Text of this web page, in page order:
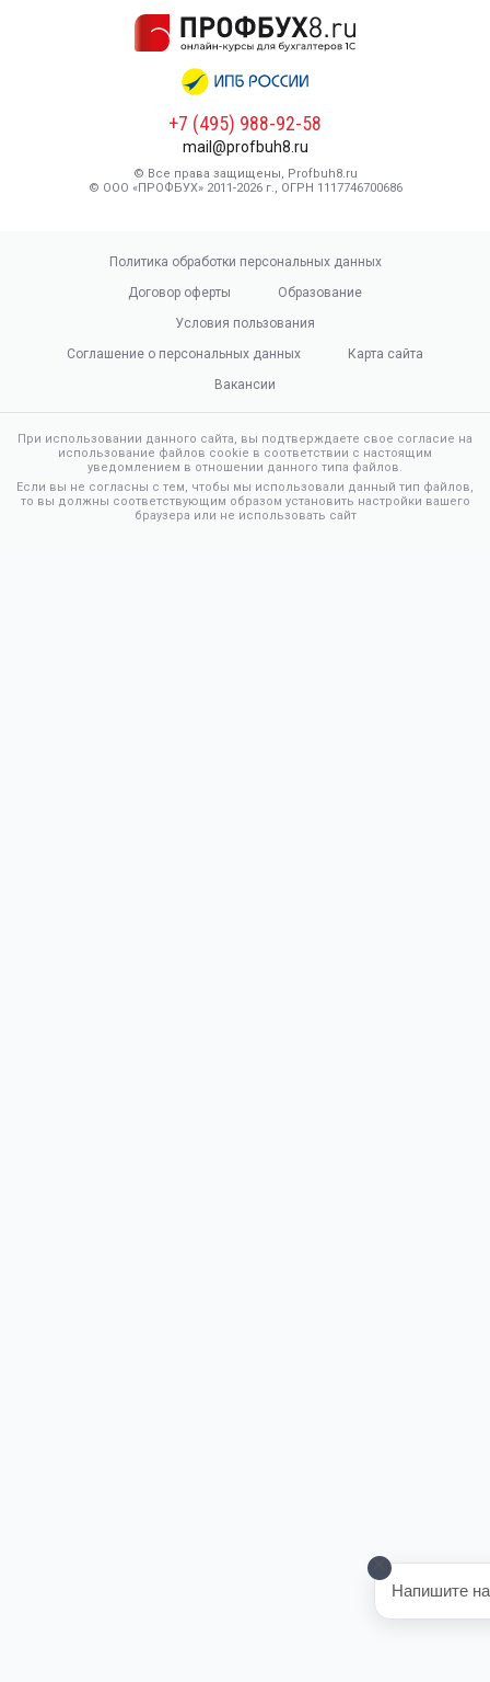
+7 (495) 988-92-58
mail@profbuh8.ru
© Все права защищены, Profbuh8.ru
© ООО «ПРОФБУХ» 2011-2026 г., ОГРН 1117746700686
Политика обработки персональных данных
Договор оферты
Образование
Условия пользования
Соглашение о персональных данных
Карта сайта
Вакансии
При использовании данного сайта, вы подтверждаете свое согласие на
использование файлов cookie в соответствии с настоящим
уведомлением в отношении данного типа файлов.
Если вы не согласны с тем, чтобы мы использовали данный тип файлов,
то вы должны соответствующим образом установить настройки вашего
браузера или не использовать сайт
Напишите